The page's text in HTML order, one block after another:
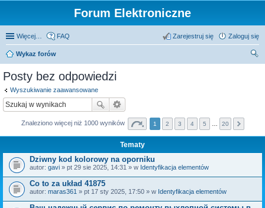
Forum Elektroniczne
Więcej… FAQ Zaloguj się
Zarejestruj się
Wykaz forów
Posty bez odpowiedzi
Wyszukiwanie zaawansowane
Znaleziono więcej niż 1000 wyników 1 2 3 4 5 20
Tematy
Dziwny kod kolorowy na oporniku
autor: gavi » pt 29 sie 2025, 14:31 » w Identyfikacja elementów
Co to za układ 41875
autor: maras361 » pt 17 sty 2025, 17:50 » w Identyfikacja elementów